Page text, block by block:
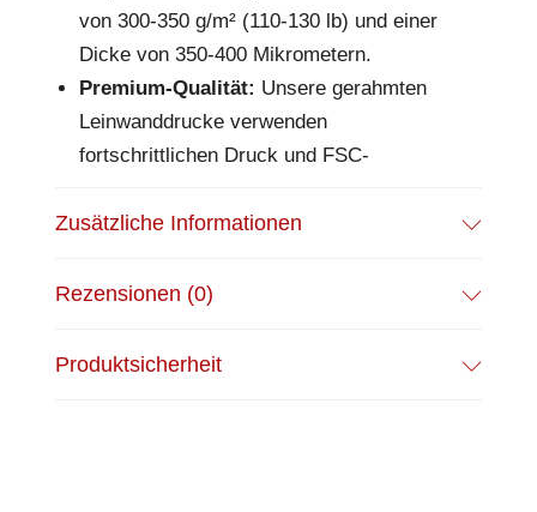
von 300-350 g/m² (110-130 lb) und einer
Dicke von 350-400 Mikrometern.
Premium-Qualität: Unsere gerahmten
Leinwanddrucke verwenden
fortschrittlichen Druck und FSC-
langlebige Bilder, die streng
Eleganz zu verleihen.
Größen. In Zoll (USA und Kanada) und
Zusätzliche Informationen
Rezensionen (0)
Produktsicherheit